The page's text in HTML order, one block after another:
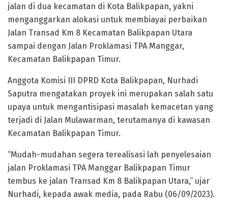
jalan di dua kecamatan di Kota Balikpapan, yakni
menganggarkan alokasi untuk membiayai perbaikan
Jalan Transad Km 8 Kecamatan Balikpapan Utara
sampai dengan Jalan Proklamasi TPA Manggar,
Kecamatan Balikpapan Timur.
Anggota Komisi III DPRD Kota Balikpapan, Nurhadi
Saputra mengatakan proyek ini merupakan salah satu
upaya untuk mengantisipasi masalah kemacetan yang
terjadi di Jalan Mulawarman, terutamanya di kawasan
Kecamatan Balikpapan Timur.
“Mudah-mudahan segera terealisasi lah penyelesaian
jalan Proklamasi TPA Manggar Balikpapan Timur
tembus ke jalan Transad Km 8 Balikpapan Utara,” ujar
Nurhadi, kepada awak media, pada Rabu (06/09/2023).